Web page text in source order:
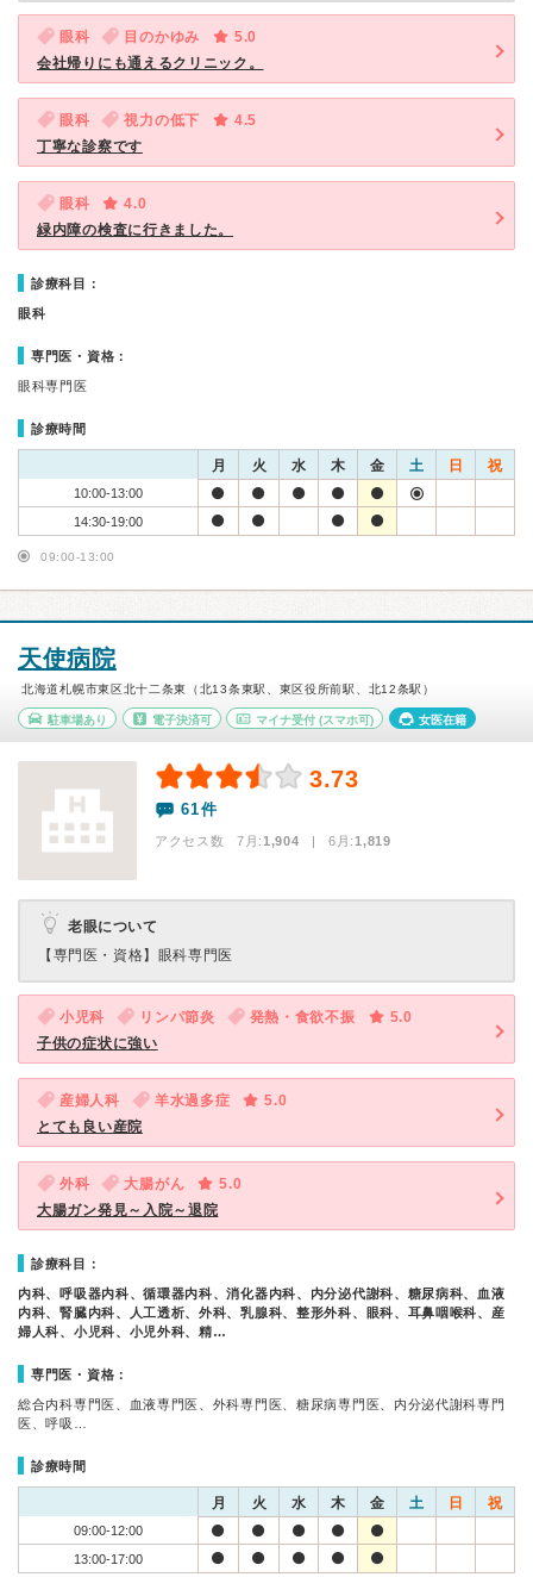
眼科 目のかゆみ
5.0
会社帰りにも通えるクリニック。
眼科 視力の低下
4.5
丁寧な診察です
眼科
4.0
緑内障の検査に行きました。
診療科目：
眼科
専門医・資格：
眼科専門医
診療時間
月 火 水 木 金 土 日 祝
10:00-13:00
14:30-19:00
09:00-13:00
天使病院
北海道札幌市東区北十二条東（北13条東駅、東区役所前駅、北12条駅）
駐車場あり 電子決済可 マイナ受付 (スマホ可) 女医在籍
3.73
61件
アクセス数 7月:1,904 | 6月:1,819
老眼について
【専門医・資格】 眼科専門医
小児科 リンパ節炎 発熱・食欲不振
5.0
子供の症状に強い
産婦人科 羊水過多症
5.0
とても良い産院
外科 大腸がん
5.0
大腸ガン発見～入院～退院
診療科目：
内科、呼吸器内科、循環器内科、消化器内科、内分泌代謝科、糖尿病科、血液
内科、腎臓内科、人工透析、外科、乳腺科、整形外科、眼科、耳鼻咽喉科、産
婦人科、小児科、小児外科、精…
専門医・資格：
総合内科専門医、血液専門医、外科専門医、糖尿病専門医、内分泌代謝科専門
医、呼吸…
診療時間
月 火 水 木 金 土 日 祝
09:00-12:00
13:00-17:00